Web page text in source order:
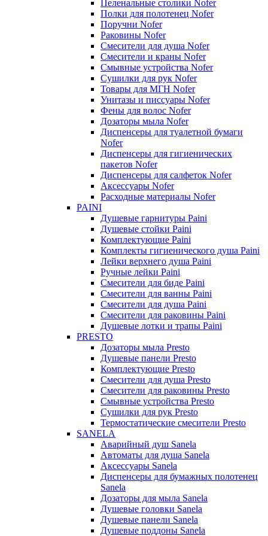
Пеленальные столики Nofer
Полки для полотенец Nofer
Поручни Nofer
Раковины Nofer
Смесители для душа Nofer
Смесители и краны Nofer
Смывные устройства Nofer
Сушилки для рук Nofer
Товары для МГН Nofer
Унитазы и писсуары Nofer
Фены для волос Nofer
Дозаторы мыла Nofer
Диспенсеры для туалетной бумаги
Nofer
Диспенсеры для гигиенических
пакетов Nofer
Диспенсеры для салфеток Nofer
Аксессуары Nofer
Расходные материалы Nofer
PAINI
Душевые гарнитуры Paini
Душевые стойки Paini
Комплектующие Paini
Комплекты гигиенического душа Paini
Лейки верхнего душа Paini
Ручные лейки Paini
Смесители для биде Paini
Смесители для ванны Paini
Смесители для душа Paini
Смесители для раковины Paini
Душевые лотки и трапы Paini
PRESTO
Дозаторы мыла Presto
Душевые панели Presto
Комплектующие Presto
Смесители для душа Presto
Смесители для раковины Presto
Смывные устройства Presto
Сушилки для рук Presto
Термостатические смесители Presto
SANELA
Аварийный душ Sanela
Автоматы для душа Sanela
Аксессуары Sanela
Диспенсеры для бумажных полотенец
Sanela
Дозаторы для мыла Sanela
Душевые головки Sanela
Душевые панели Sanela
Душевые поддоны Sanela